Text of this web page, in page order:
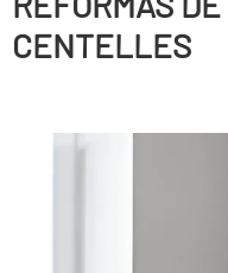
CENTELLES